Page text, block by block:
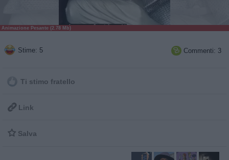
Animazione Pesante (2.78 Mb)
Stime: 5  Commenti: 3
Ti stimo fratello
 Link
 Salva